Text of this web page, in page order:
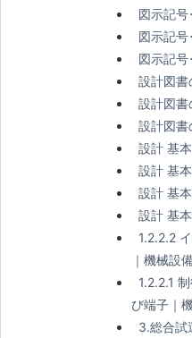
図示記号
図示記号
図示記号
設計図書
設計図書
設計図書
設計 基
設計 基
設計 基
設計 基
1.2.2.2
｜機械設
1.2.2.1
び端子｜
3.総合試